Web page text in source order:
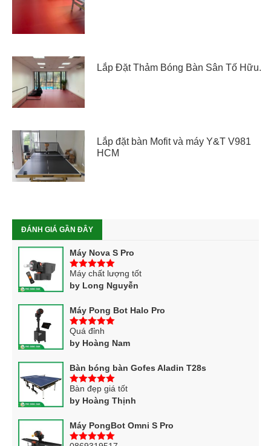
Lắp Đặt Thảm Bóng Bàn Sân Tố Hữu.
Lắp đặt bàn Mofit và máy Y&T V981
HCM
ĐÁNH GIÁ GẦN ĐÂY
Máy Nova S Pro
5trên 5
Máy chất lượng tốt
by Long Nguyễn
Máy Pong Bot Halo Pro
5trên 5
Quá đỉnh
by Hoàng Nam
Bàn bóng bàn Gofes Aladin T28s
5trên 5
Bàn đẹp giá tốt
by Hoàng Thịnh
Máy PongBot Omni S Pro